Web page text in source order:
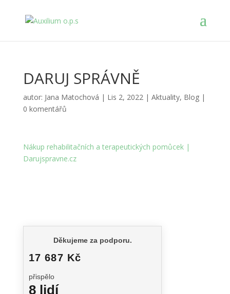
DARUJ SPRÁVNĚ
autor: Jana Matochová | Lis 2, 2022| Aktuality, Blog|
0 komentářů
Nákup rehabilitačních a terapeutických pomůcek |
Darujspravne.cz